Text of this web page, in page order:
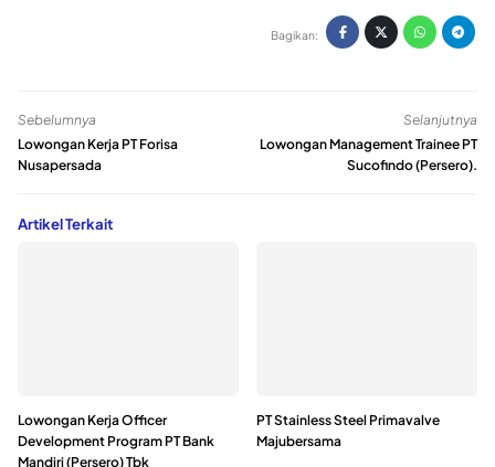
Bagikan:
Sebelumnya
Lowongan Kerja PT Forisa
Nusapersada
Selanjutnya
Lowongan Management Trainee PT
Sucofindo (Persero).
Artikel Terkait
Lowongan Kerja Officer
Development Program PT Bank
Mandiri (Persero) Tbk
PT Stainless Steel Primavalve
Majubersama